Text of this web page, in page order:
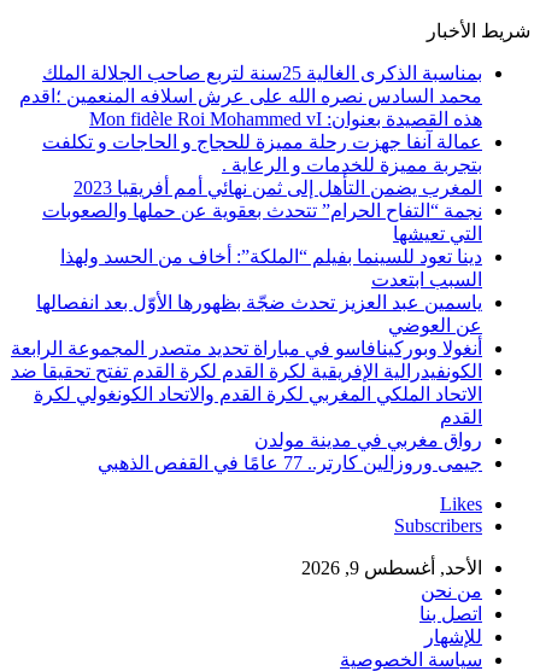
شريط الأخبار
بمناسبة الذكرى الغالية 25سنة لتربع صاحب الجلالة الملك
محمد السادس نصره الله على عرش اسلافه المنعمين ؛اقدم
هذه القصيدة بعنوان: Mon fidèle Roi Mohammed vI
عمالة آنفا جهزت رحلة مميزة للحجاج و الحاجات و تكلفت
بتجربة مميزة للخدمات و الرعاية .
المغرب يضمن التأهل إلى ثمن نهائي أمم أفريقيا 2023
نجمة “التفاح الحرام” تتحدث بعقوية عن حملها والصعوبات
التي تعيشها
دينا تعود للسينما بفيلم “الملكة”: أخاف من الحسد ولهذا
السبب ابتعدت
ياسمين عبد العزيز تحدث ضجّة بظهورها الأوّل بعد انفصالها
عن العوضي
أنغولا وبوركينافاسو في مباراة تحديد متصدر المجموعة الرابعة
الكونفيدرالية الإفريقية لكرة القدم لكرة القدم تفتح تحقيقا ضد
الاتحاد الملكي المغربي لكرة القدم والاتحاد الكونغولي لكرة
القدم
رواق مغربي في مدينة مولدن
جيمى وروزالين كارتر.. 77 عامًا في القفص الذهبي
Likes
Subscribers
الأحد, أغسطس 9, 2026
من نحن
اتصل بنا
للإشهار
سياسة الخصوصية